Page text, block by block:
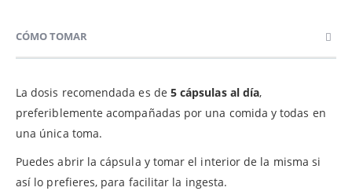
CÓMO TOMAR
La dosis recomendada es de 5 cápsulas al día,
preferiblemente acompañadas por una comida y todas en
una única toma.
Puedes abrir la cápsula y tomar el interior de la misma si
así lo prefieres, para facilitar la ingesta.